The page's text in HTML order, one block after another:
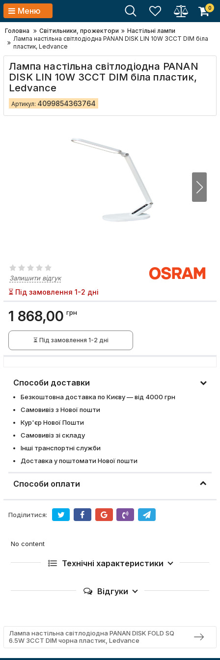
Меню 0
Головна Світильники, прожектори
Настільні лампи
Лампа настільна свiтлодiодна PANAN DISK LIN 10W 3CCT DIM біла
пластик, Ledvance
Лампа настільна свiтлодiодна PANAN
DISK LIN 10W 3CCT DIM біла пластик,
Ledvance
Артикул: 4099854363764
Залишити відгук
⏳ Під замовлення 1-2 дні
1 868,00 грн
⏳ Під замовлення 1-2 дні
Способи доставки
Безкоштовна доставка по Києву — від 4000 грн
Самовивіз з Нової пошти
Кур'єр Нової Пошти
Самовивіз зі складу
Інші транспортні служби
Доставка у поштомати Нової пошти
Способи оплати
Поділитися:
No content
Технічні характеристики
Відгуки
Лампа настільна свiтлодiодна PANAN DISK FOLD SQ
6.5W 3CCT DIM чорна пластик, Ledvance